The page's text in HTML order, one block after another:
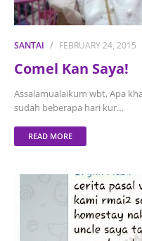
SANTAI FEBRUARY 24, 2015
Comel Kan Saya!
Assalamualaikum wbt, Apa
sudah beberapa hari kur…
READ MORE